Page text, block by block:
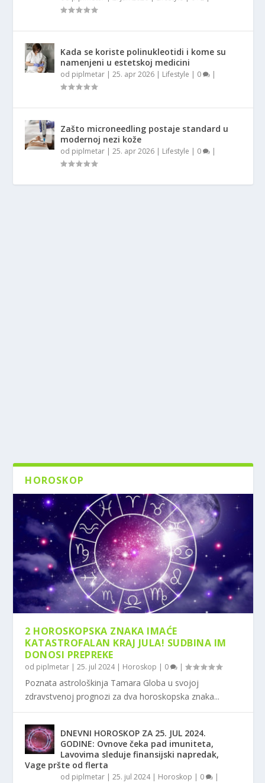
Kada se koriste polinukleotidi i kome su
namenjeni u estetskoj medicini
od piplmetar |25. apr 2026 | Lifestyle | 0 |
Zašto microneedling postaje standard u
modernoj nezi kože
od piplmetar |25. apr 2026 | Lifestyle | 0 |
HOROSKOP
2 HOROSKOPSKA ZNAKA IMAĆE
KATASTROFALAN KRAJ JULA! SUDBINA IM
DONOSI PREPREKE
od piplmetar |25. jul 2024| Horoskop | 0 |
Poznata astrološkinja Tamara Globa u svojoj
zdravstvenoj prognozi za dva horoskopska znaka...
DNEVNI HOROSKOP ZA 25. JUL 2024.
GODINE: Ovnove čeka pad imuniteta,
Lavovima sleduje finansijski napredak,
Vage pršte od flerta
od piplmetar |25. jul 2024| Horoskop | 0 |